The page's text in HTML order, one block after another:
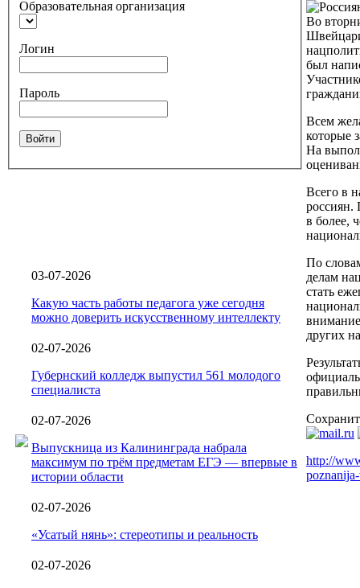
Образовательная организация
Логин
Пароль
Войти
03-07-2026
Какую часть работы педагога уже сегодня
можно доверить искусственному интеллекту
02-07-2026
Губернский колледж выпустил 561 молодого
специалиста
02-07-2026
Выпускница из Калининграда набрала
максимум по трём предметам ЕГЭ — впервые в
истории области
02-07-2026
«Усатый нянь»: стереотипы и реальность
02-07-2026
Во
был
Всем
которые
На
Всего в
россиян.
в более,
По
делам
стать
других
http://